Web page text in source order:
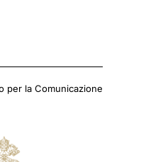
per la Comunicazione